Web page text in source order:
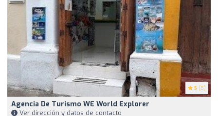
5 (5)
Agencia De Turismo WE World Explorer
Ver dirección y datos de contacto